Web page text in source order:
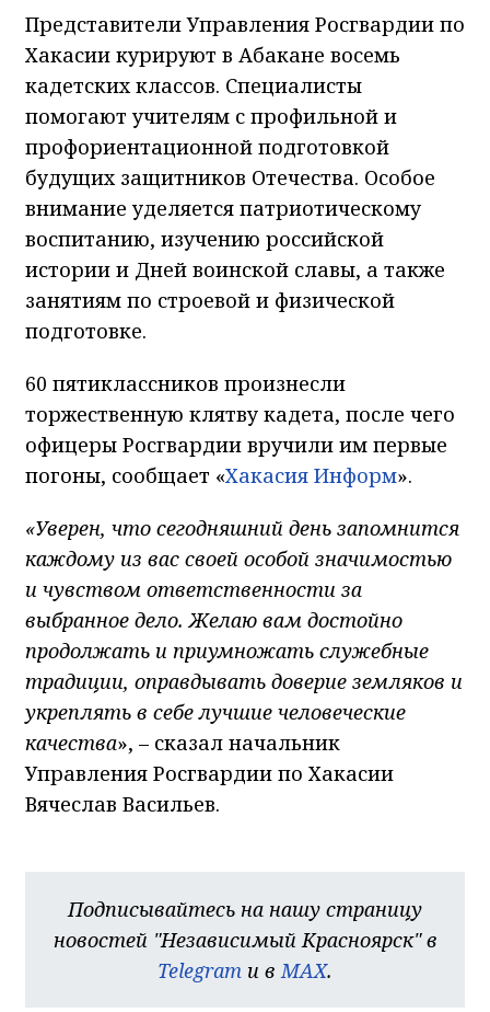
Представители Управления Росгвардии по
Хакасии курируют в Абакане восемь
кадетских классов. Специалисты
помогают учителям с профильной и
профориентационной подготовкой
будущих защитников Отечества. Особое
внимание уделяется патриотическому
воспитанию, изучению российской
истории и Дней воинской славы, а также
занятиям по строевой и физической
подготовке.
60 пятиклассников произнесли
торжественную клятву кадета, после чего
офицеры Росгвардии вручили им первые
погоны, сообщает «Хакасия Информ».
«Уверен, что сегодняшний день запомнится
каждому из вас своей особой значимостью
и чувством ответственности за
выбранное дело. Желаю вам достойно
продолжать и приумножать служебные
традиции, оправдывать доверие земляков и
укреплять в себе лучшие человеческие
качества», – сказал начальник
Управления Росгвардии по Хакасии
Вячеслав Васильев.
Подписывайтесь на нашу страницу
новостей "Независимый Красноярск" в
Telegram и в MAX.